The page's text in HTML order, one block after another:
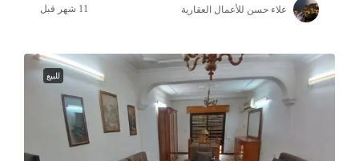
علاء حسن للأعمال العقارية
للبيع